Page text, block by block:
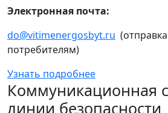
Электронная почта:
do@vitimenergosbyt.ru
потребителям)
Узнать подробнее
Коммуникационная
линии безопасности